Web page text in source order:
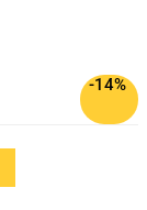
-14%